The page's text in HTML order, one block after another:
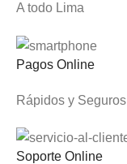
A todo Lima
Pagos Online
Rápidos y Seguros
Soporte Online